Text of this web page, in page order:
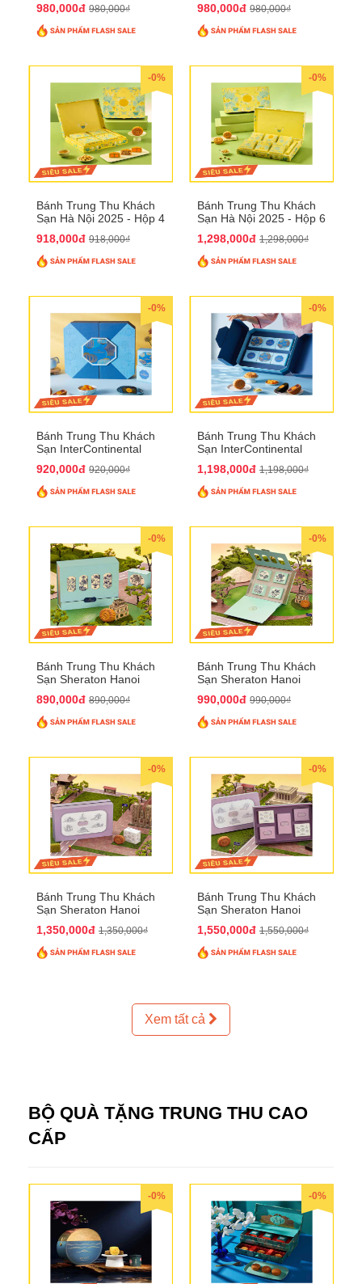
QTTT30
980,000đ 980,000₫
QTTT31
980,000đ 980,000₫
-0%
Bánh Trung Thu Khách
Sạn Hà Nội 2025 - Hộp 4
918,000đ 918,000₫
-0%
Bánh Trung Thu Khách
Sạn Hà Nội 2025 - Hộp 6
1,298,000đ 1,298,000₫
-0%
Bánh Trung Thu Khách
Sạn InterContinental
QTTT26
920,000đ 920,000₫
-0%
Bánh Trung Thu Khách
Sạn InterContinental
QTTT27
1,198,000đ 1,198,000₫
-0%
Bánh Trung Thu Khách
Sạn Sheraton Hanoi
890,000đ 890,000₫
-0%
Bánh Trung Thu Khách
Sạn Sheraton Hanoi
990,000đ 990,000₫
-0%
Bánh Trung Thu Khách
Sạn Sheraton Hanoi
1,350,000đ 1,350,000₫
-0%
Bánh Trung Thu Khách
Sạn Sheraton Hanoi
1,550,000đ 1,550,000₫
Xem tất cả
BỘ QUÀ TẶNG TRUNG THU CAO
CẤP
-0% -0%